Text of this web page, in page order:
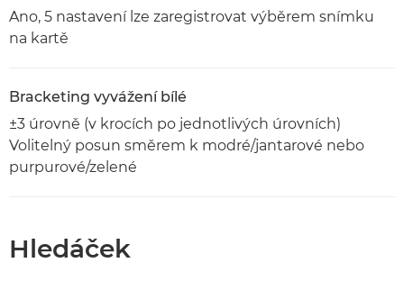
Ano, 5 nastavení lze zaregistrovat výběrem snímku
na kartě
Bracketing vyvážení bílé
±3 úrovně (v krocích po jednotlivých úrovních)
Volitelný posun směrem k modré/jantarové nebo
purpurové/zelené
Hledáček